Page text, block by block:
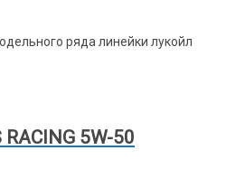
ряда линейки лукойл
RACING 5W-50